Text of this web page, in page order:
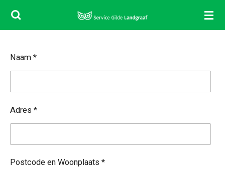
Ga
de
hoofdinhoud
Naam *
Adres *
Postcode en Woonplaats *